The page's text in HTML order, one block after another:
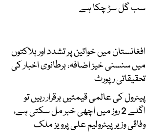
سب گل سڑ چکا ہے
افغانستان میں خواتین پر تشدد اور ہلاکتوں
میں سنسنی خیز اضافہ، برطانوی اخبار کی
تحقیقاتی رپورٹ
پیٹرول کی عالمی قیمتیں برقرار رہیں تو
اگلے 2 روز میں اچھی خبر مل سکتی ہے،
وفاقی وزیر پیٹرولیم علی پرویز ملک